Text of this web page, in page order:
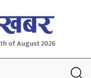
of August 2026